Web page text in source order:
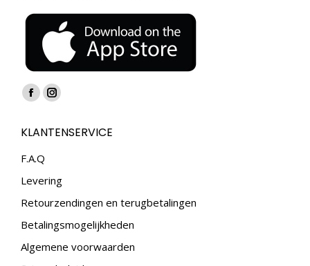
Vind ons op:
Facebook
opens
in
window
Instagram
opens
window
KLANTENSERVICE
F.A.Q
Levering
Retourzendingen en terugbetalingen
Betalingsmogelijkheden
Algemene voorwaarden